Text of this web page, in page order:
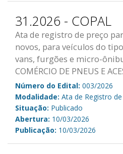
31.2026 - COPAL
Ata de registro de preço
novos, para veículos do
vans, furgões e micro-
COMÉRCIO DE PNEUS E
Número do Edital: 003/2026
Modalidade: Ata de Registro
Situação: Publicado
Abertura: 10/03/2026
Publicação: 10/03/2026